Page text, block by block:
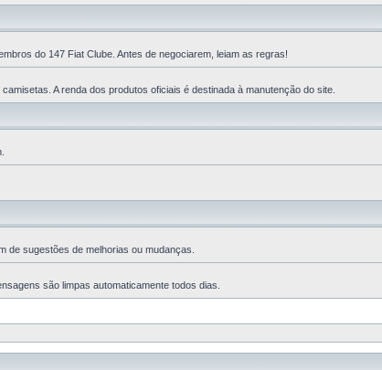
do 147 Fiat Clube. Antes de negociarem, leiam as regras!
A renda dos produtos oficiais é destinada à manutenção do site.
de sugestões de melhorias ou mudanças.
são limpas automaticamente todos dias.